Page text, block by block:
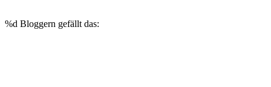
%d Bloggern gefällt das: